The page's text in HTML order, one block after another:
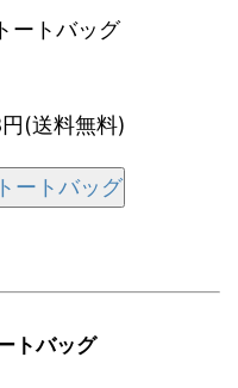
ートバッグ
(送料無料)
ートバッグ
トバッグ